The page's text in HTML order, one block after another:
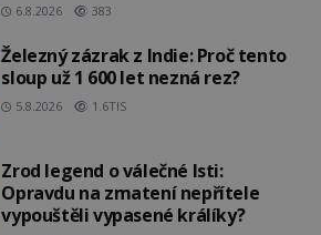
6.8.2026 383
Železný zázrak z Indie: Proč tento
sloup už 1 600 let nezná rez?
5.8.2026 1.6TIS
Zrod legend o válečné lsti:
Opravdu na zmatení nepřítele
vypouštěli vypasené králíky?